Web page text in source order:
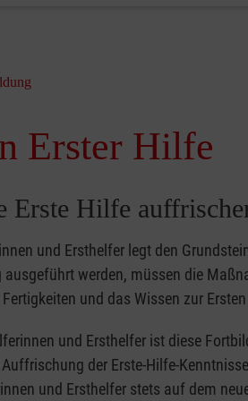
Erster Hilfe
Erste Hilfe
und Ersthelfer legt den
werden, müssen die
und das Wissen zur
und Ersthelfer ist diese
der Erste-Hilfe-
und Ersthelfer stets auf dem